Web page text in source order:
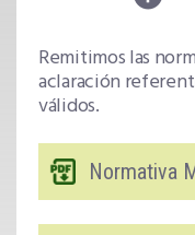
Remitimos las
aclaración
válidos.
Normativa